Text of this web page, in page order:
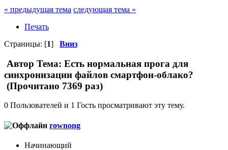
« предыдущая тема следующая тема »
Печать
Страницы: [1] Вниз
Автор Тема: Есть нормальная прога для
синхронизации файлов смартфон-облако?
(Прочитано 7369 раз)
0 Пользователей и 1 Гость просматривают эту тему.
rownong
Начинающий